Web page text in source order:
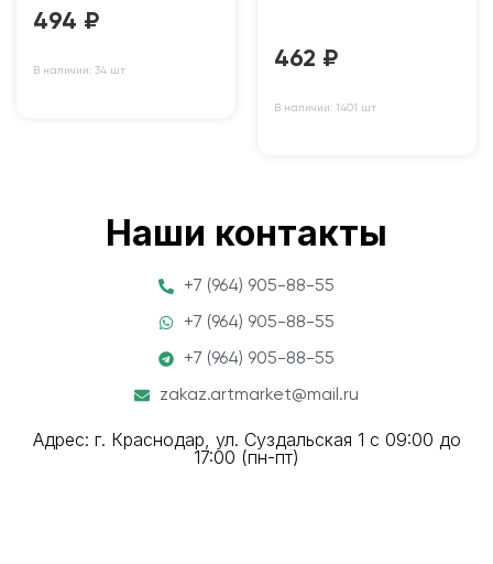
494 ₽
В наличии: 34 шт 462 ₽
В наличии: 1401 шт
Наши контакты
+7 (964) 905-88-55
+7 (964) 905-88-55
+7 (964) 905-88-55
zakaz.artmarket@mail.ru
Адрес: г. Краснодар, ул. Суздальская 1 с 09:00 до
17:00 (пн-пт)